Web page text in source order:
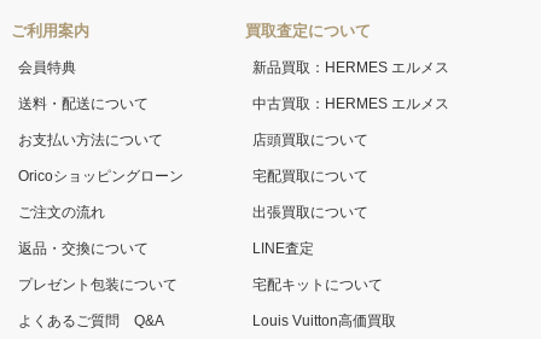
ご利用案内
会員特典
送料・配送について
お支払い方法について
Oricoショッピングローン
ご注文の流れ
返品・交換について
プレゼント包装について
よくあるご質問 Q&A
買取査定について
新品買取：HERMES エルメス
中古買取：HERMES エルメス
店頭買取について
宅配買取について
出張買取について
LINE査定
宅配キットについて
Louis Vuitton高価買取